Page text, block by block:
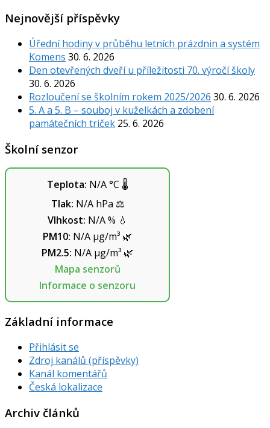
Nejnovější příspěvky
Úřední hodiny v průběhu letních prázdnin a systém
Komens 30. 6. 2026
Den otevřených dveří u příležitosti 70. výročí školy
30. 6. 2026
Rozloučení se školním rokem 2025/2026 30. 6. 2026
5. A a 5. B – souboj v kuželkách a zdobení
památečních triček 25. 6. 2026
Školní senzor
Teplota: N/A°C 🌡️
Tlak: N/AhPa ⚖️
Vlhkost: N/A% 💧
PM10: N/A µg/m³ 🌿
PM2.5: N/A µg/m³ 🌿
Mapa senzorů
Informace o senzoru
Základní informace
Přihlásit se
Zdroj kanálů (příspěvky)
Kanál komentářů
Česká lokalizace
Archiv článků